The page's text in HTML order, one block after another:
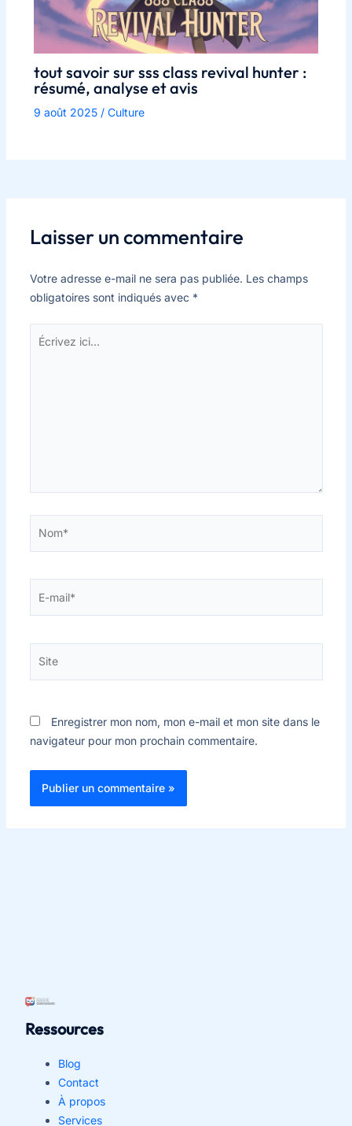
tout savoir sur sss class revival hunter :
résumé, analyse et avis
9 août 2025 / Culture
Laisser un commentaire
Votre adresse e-mail ne sera pas publiée. Les champs
obligatoires sont indiqués avec *
Écrivez
mail*
Enregistrer mon nom, mon e-mail et mon site dans le
navigateur pour mon prochain commentaire.
Ressources
Blog
Contact
À propos
Services